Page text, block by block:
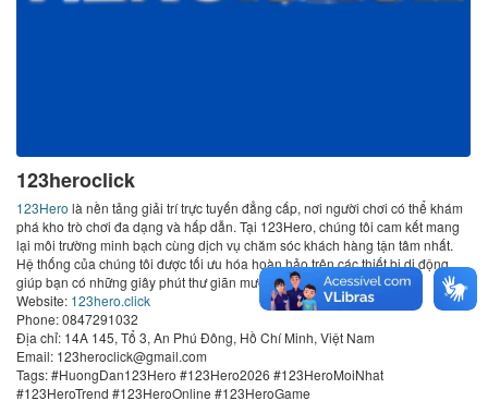
123heroclick
123Hero là nền tảng giải trí trực tuyến đẳng cấp, nơi người chơi có thể khám
phá kho trò chơi đa dạng và hấp dẫn. Tại 123Hero, chúng tôi cam kết mang
lại môi trường minh bạch cùng dịch vụ chăm sóc khách hàng tận tâm nhất.
Hệ thống của chúng tôi được tối ưu hóa hoàn hảo trên các thiết bị di động,
giúp bạn có những giây phút thư giãn mượt mà bất cứ lúc nào.
Website: 123hero.click
Phone: 0847291032
Địa chỉ: 14A 145, Tổ 3, An Phú Đông, Hồ Chí Minh, Việt Nam
Email: 123heroclick@gmail.com
Tags: #HuongDan123Hero #123Hero2026 #123HeroMoiNhat
#123HeroTrend #123HeroOnline #123HeroGame